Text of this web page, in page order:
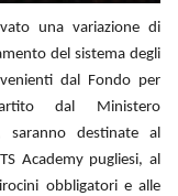
una variazione di
del sistema degli
dal Fondo per
dal Ministero
destinate al
Academy pugliesi, al
obbligatori e alle